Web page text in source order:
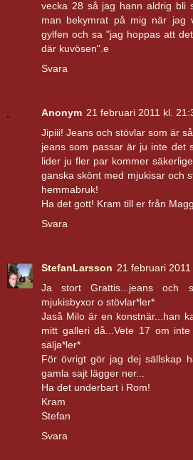
vecka 28 så jag hann aldrig bli
man bekymrat på mig när jag
gylfen och sa "jag hoppas att
där kuvösen".e
Svara
Anonym 21 februari 2011 kl.
Jipiii! Jeans och stövlar som är
jeans som passar är ju inte det
lider ju fler par kommer
ganska skönt med mjukisar och
hemmabruk!
Ha det gott! Kram till er från
Svara
StefanLarsson 21 februari
Ja stort Grattis...jeans och
mjukisbyxor o stövlar*ler*
Jaså Milo är en konstnär...han
mitt galleri då...Vete 17 om
sälja*ler*
För övrigt gör jag dej sällskap
gamla sajt lägger ner...
Ha det underbart i Rom!
Kram
Stefan
Svara